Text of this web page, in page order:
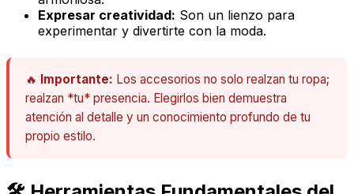
Expresar creatividad: Son un lienzo para
experimentar y divertirte con la moda.
🔥 Importante: Los accesorios no solo realzan tu ropa;
realzan *tu* presencia. Elegirlos bien demuestra
atención al detalle y un conocimiento profundo de tu
propio estilo.